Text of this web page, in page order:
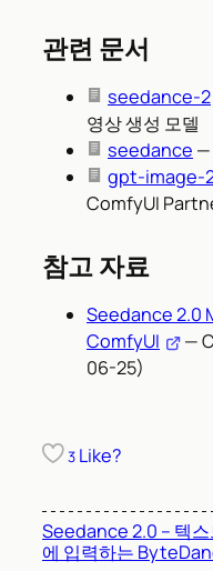
관련 문서
seedance-2
영상 생성 모델
seedance —
gpt-image-
ComfyUI
참고 자료
Seedance 2.0
ComfyUI
—
06-25)
3 Like?
Seedance 2.0 – 텍스
에 입력하는